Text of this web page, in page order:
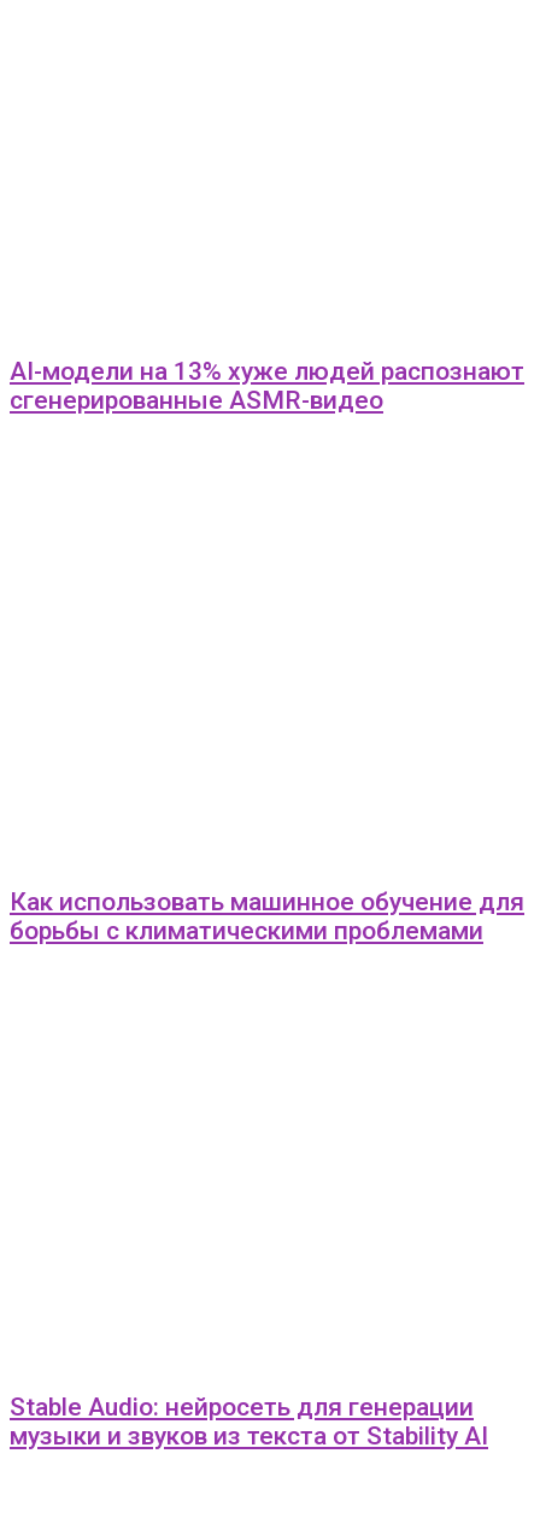
AI-модели на 13% хуже людей распознают
сгенерированные ASMR-видео
Как использовать машинное обучение для
борьбы с климатическими проблемами
Stable Audio: нейросеть для генерации
музыки и звуков из текста от Stability AI